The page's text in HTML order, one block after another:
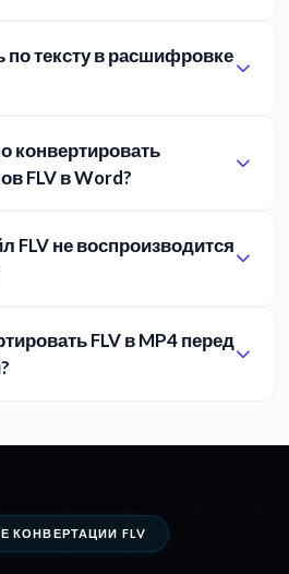
по тексту в расшифровке
конвертировать
FLV в Word?
FLV не воспроизводится
FLV в MP4 перед
КОНВЕРТАЦИИ FLV